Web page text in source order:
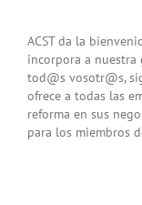
ACST da la
incorpora a nuestra
tod@s vosotr@s,
ofrece a todas las
reforma en sus
para los miembros